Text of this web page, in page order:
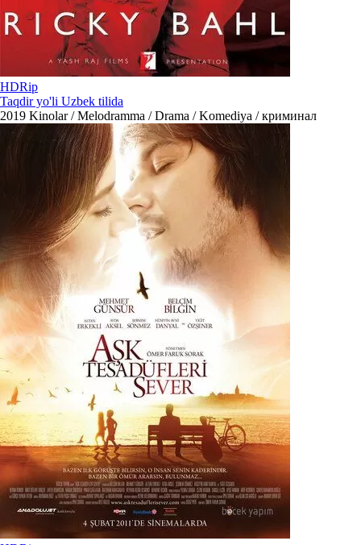
HDRip
Taqdir yo'li Uzbek tilida
2019 Kinolar / Melodramma / Drama / Komediya / криминал